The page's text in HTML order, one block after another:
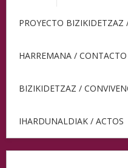
PROYECTO BIZIKIDETZAZ
HARREMANA / CONTACTO
BIZIKIDETZAZ /
IHARDUNALDIAK / ACTOS